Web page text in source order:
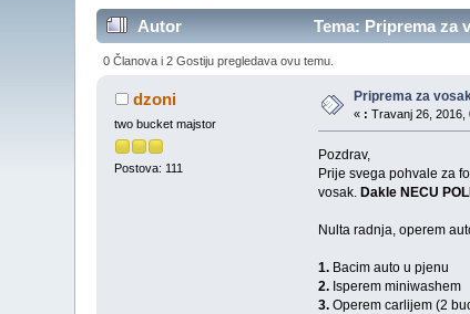
Autor Tema: Priprema za
0 Članova i 2 Gostiju pregledava ovu temu.
dzoni
two bucket majstor
Postova: 111
Priprema za
« : Travanj 26, 2016,
Pozdrav,
Prije svega pohvale za
vosak.Dakle NECU
Nulta radnja, operem
1.Bacim auto u pjenu
2.Isperem miniwashem
3.Operem carlijem (2